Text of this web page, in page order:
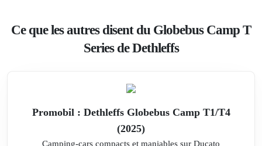
Ce que les autres disent du Globebus Camp T
Series de Dethleffs
Promobil : Dethleffs Globebus Camp T1/T4
(2025)
Camping-cars compacts et maniables sur Ducato